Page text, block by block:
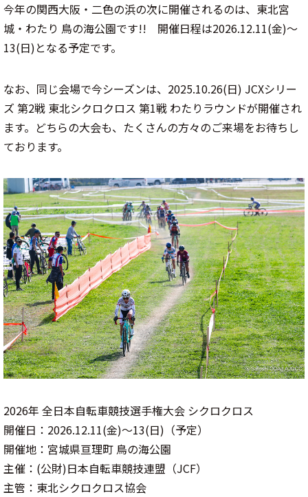
今年の関西大阪・二色の浜の次に開催されるのは、東北宮
城・わたり 鳥の海公園です!! 開催日程は2026.12.11(金)～
13(日)となる予定です。
なお、同じ会場で今シーズンは、2025.10.26(日) JCXシリー
ズ 第2戦 東北シクロクロス 第1戦 わたりラウンドが開催され
ます。どちらの大会も、たくさんの方々のご来場をお待ちし
ております。
2026年 全日本自転車競技選手権大会 シクロクロス
開催日：2026.12.11(金)～13(日)（予定）
開催地：宮城県亘理町 鳥の海公園
主催：(公財)日本自転車競技連盟（JCF）
主管：東北シクロクロス協会